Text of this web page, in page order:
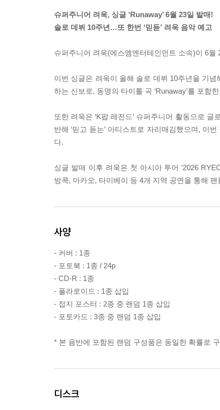
슈퍼주니어 려욱, 싱글 ‘Runaway’ 6월 23일 발매!
솔로 데뷔 10주년…또 한번 ‘믿듣’ 려욱 음악 예고
슈퍼주니어 려욱(에스엠엔터테인먼트 소속)이 6월
이번 싱글은 려욱이 올해 솔로 데뷔 10주년을 기념
하는 신보로, 동명의 타이틀 곡 ‘Runaway’를 포함
또한 려욱은 ‘K팝 레전드’ 슈퍼주니어 활동으로
반해 ‘믿고 듣는’ 아티스트로 자리매김했으며, 이
다.
싱글 발매 이후 려욱은 첫 아시아 투어 ‘2026
방콕, 마카오, 타이베이 등 4개 지역 공연을 통해
사양
- 커버 : 1종
- 포토북 : 1종 / 24p
- CD-R : 1종
- 폴라로이드 : 1종 삽입
- 접지 포스터 : 2종 중 랜덤 1종 삽입
- 포토카드 : 3종 중 랜덤 1종 삽입
* 본 음반에 포함된 랜덤 구성품은 동일한 확률로
디스크